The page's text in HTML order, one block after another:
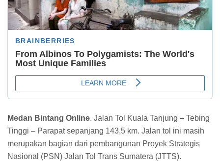
Medan Bintang Online. Jalan Tol Kuala Tanjung – Tebing
Tinggi – Parapat sepanjang 143,5 km. Jalan tol ini masih
merupakan bagian dari pembangunan Proyek Strategis
Nasional (PSN) Jalan Tol Trans Sumatera (JTTS).⁣